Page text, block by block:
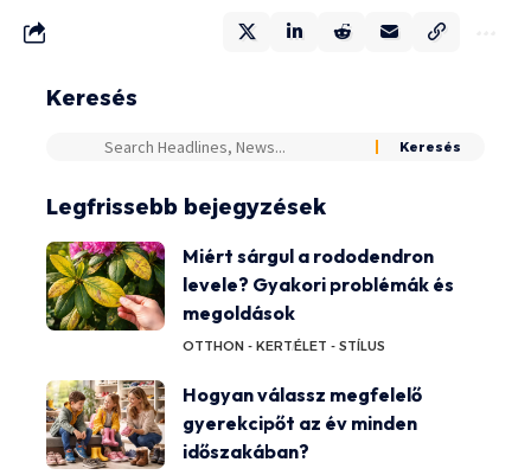
Keresés
Legfrissebb bejegyzések
Miért sárgul a rododendron
levele? Gyakori problémák és
megoldások
OTTHON - KERTÉLET - STÍLUS
Hogyan válassz megfelelő
gyerekcipőt az év minden
időszakában?